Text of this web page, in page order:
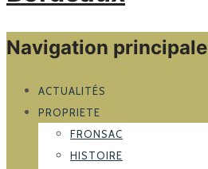
Navigation principale
ACTUALITÉS
PROPRIETE
FRONSAC
HISTOIRE